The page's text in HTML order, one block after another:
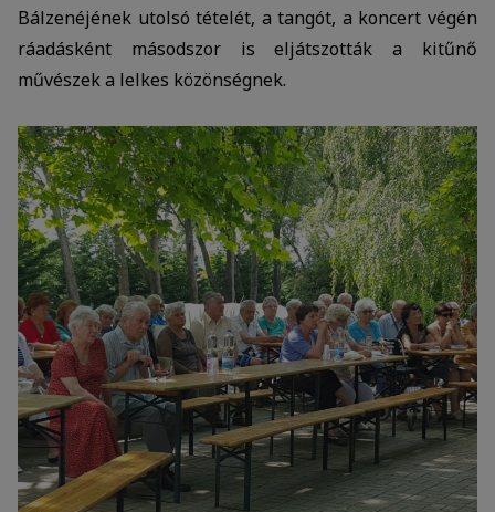
Bálzenéjének utolsó tételét, a tangót, a koncert végén
ráadásként másodszor is eljátszották a kitűnő
művészek a lelkes közönségnek.